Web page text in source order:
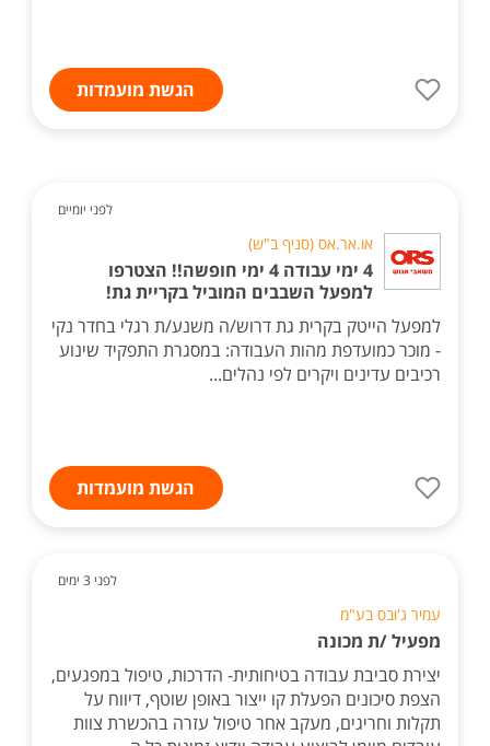
הגשת מועמדות
לפני יומיים
או.אר.אס (סניף ב"ש)
4 ימי עבודה 4 ימי חופשה!! הצטרפו
למפעל השבבים המוביל בקריית גת!
למפעל הייטק בקרית גת דרוש/ה משנע/ת רגלי בחדר נקי
- מוכר כמועדפת מהות העבודה: במסגרת התפקיד שינוע
רכיבים עדינים ויקרים לפי נהלים...
הגשת מועמדות
לפני 3 ימים
עמיר ג'ובס בע"מ
מפעיל /ת מכונה
יצירת סביבת עבודה בטיחותית- הדרכות, טיפול במפגעים,
הצפת סיכונים הפעלת קו ייצור באופן שוטף, דיווח על
תקלות וחריגים, מעקב אחר טיפול עזרה בהכשרת צוות